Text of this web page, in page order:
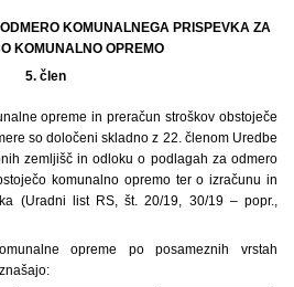
ODMERO KOMUNALNEGA PRISPEVKA ZA
KOMUNALNO OPREMO
5. člen
opreme in preračun stroškov obstoječe
so določeni skladno z 22. členom Uredbe
zemljišč in odloku o podlagah za odmero
komunalno opremo ter o izračunu in
(Uradni list RS, št. 20/19, 30/19 – popr.,
opreme po posameznih vrstah